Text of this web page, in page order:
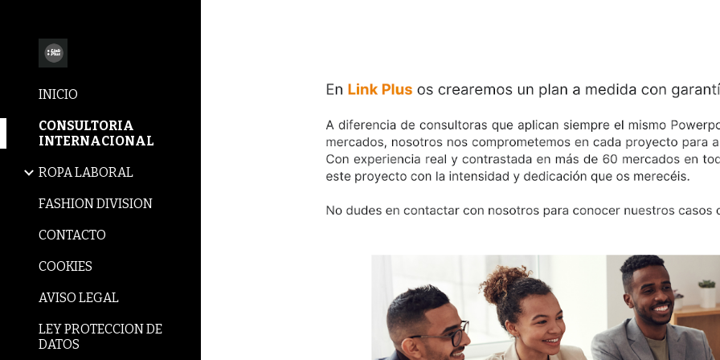
INICIO
CONSULTORIA
INTERNACIONAL
ROPA LABORAL
FASHION DIVISION
CONTACTO
COOKIES
AVISO LEGAL
LEY PROTECCION DE
DATOS